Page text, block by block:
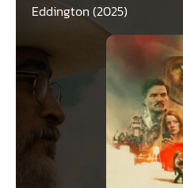
Eddington (2025)